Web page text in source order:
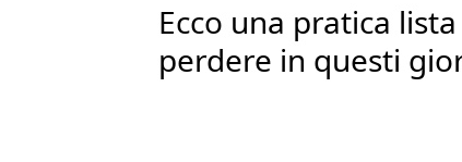
Ecco una pratica
perdere in questi